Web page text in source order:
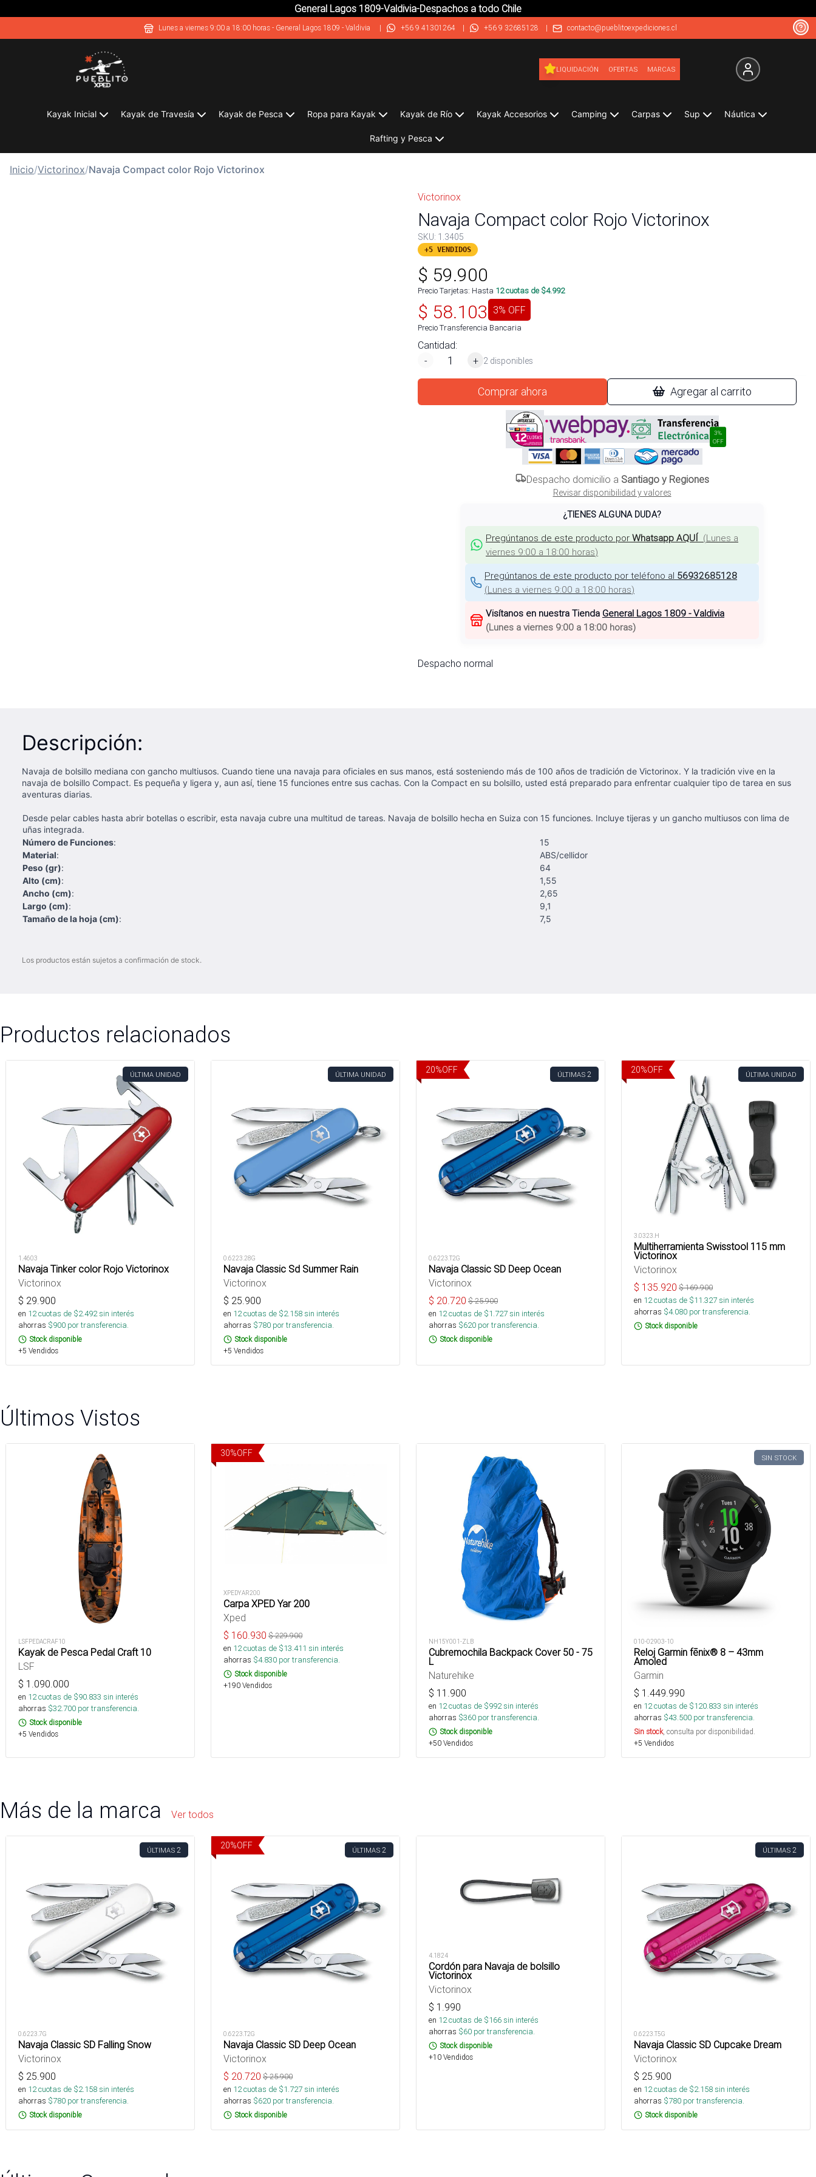
General Lagos 1809-Valdivia-Despachos a todo Chile
Lunes a viernes 9:00 a 18:00 horas - General Lagos 1809 - Valdivia | +56 9 41301264 | +56 9 32685128 | contacto@pueblitoexpediciones.cl
LIQUIDACIÓN OFERTAS MARCAS
Kayak Inicial Kayak de Travesía Kayak de Pesca Ropa para Kayak Kayak de Río Kayak Accesorios Camping Carpas Sup Náutica
Rafting y Pesca
Inicio/Victorinox/Navaja Compact color Rojo Victorinox
Victorinox
Navaja Compact color Rojo Victorinox
SKU: 1.3405
+5 VENDIDOS
$ 59.900
Precio Tarjetas: Hasta 12cuotas de $4.992
$ 58.103 3% OFF
Precio Transferencia Bancaria
Cantidad:
-
+ 2 disponibles
Comprar ahora Agregar al carrito
3%
OFF
Despacho domicilio a Santiago y Regiones
Revisar disponibilidad y valores
¿TIENES ALGUNA DUDA?
Pregúntanos de este producto por Whatsapp AQUÍ (Lunes a
viernes 9:00 a 18:00 horas)
Pregúntanos de este producto por teléfono al 56932685128
(Lunes a viernes 9:00 a 18:00 horas)
Visítanos en nuestra Tienda General Lagos 1809 - Valdivia
(Lunes a viernes 9:00 a 18:00 horas)
Despacho normal
Descripción:
Navaja de bolsillo mediana con gancho multiusos. Cuando tiene una navaja para oficiales en sus manos, está sosteniendo más de 100 años de tradición de Victorinox. Y la tradición vive en la
navaja de bolsillo Compact. Es pequeña y ligera y, aun así, tiene 15 funciones entre sus cachas. Con la Compact en su bolsillo, usted está preparado para enfrentar cualquier tipo de tarea en sus
aventuras diarias.
Desde pelar cables hasta abrir botellas o escribir, esta navaja cubre una multitud de tareas. Navaja de bolsillo hecha en Suiza con 15 funciones. Incluye tijeras y un gancho multiusos con lima de
uñas integrada.
Número de Funciones:
15
Material:
ABS/cellidor
Peso (gr):
64
Alto (cm):
1,55
Ancho (cm):
2,65
Largo (cm):
9,1
Tamaño de la hoja (cm): 7,5
Los productos están sujetos a confirmación de stock.
Productos relacionados
ÚLTIMA UNIDAD
1.4603
Navaja Tinker color Rojo Victorinox
Victorinox
$ 29.900
en 12cuotas de $2.492sin interés
ahorras $900 por transferencia.
Stock disponible
+5 Vendidos
ÚLTIMA UNIDAD
0.6223.28G
Navaja Classic Sd Summer Rain
Victorinox
$ 25.900
en 12cuotas de $2.158sin interés
ahorras $780 por transferencia.
Stock disponible
+5 Vendidos
20%OFF ÚLTIMAS 2
0.6223.T2G
Navaja Classic SD Deep Ocean
Victorinox
$ 20.720 $25.900
en 12cuotas de $1.727sin interés
ahorras $620 por transferencia.
Stock disponible
20%OFF ÚLTIMA UNIDAD
3.0323.H
Multiherramienta Swisstool 115 mm
Victorinox
Victorinox
$ 135.920 $169.900
en 12cuotas de $11.327sin interés
ahorras $4.080 por transferencia.
Stock disponible
Últimos Vistos
LSFPEDACRAF10
Kayak de Pesca Pedal Craft 10
LSF
$ 1.090.000
en 12cuotas de $90.833 sin interés
ahorras $32.700 por transferencia.
Stock disponible
+5 Vendidos
30%OFF
XPEDYAR200
Carpa XPED Yar 200
Xped
$ 160.930 $229.900
en 12cuotas de $13.411 sin interés
ahorras $4.830 por transferencia.
Stock disponible
+190 Vendidos
NH15Y001-ZLB
Cubremochila Backpack Cover 50 - 75
L
Naturehike
$ 11.900
en 12cuotas de $992sin interés
ahorras $360 por transferencia.
Stock disponible
+50 Vendidos
SIN STOCK
010-02903-10
Reloj Garmin fēnix® 8 – 43mm
Amoled
Garmin
$ 1.449.990
en 12cuotas de $120.833 sin interés
ahorras $43.500 por transferencia.
Sin stock, consulta por disponibilidad.
+5 Vendidos
Más de la marca Ver todos
ÚLTIMAS 2
0.6223.7G
Navaja Classic SD Falling Snow
Victorinox
$ 25.900
en 12cuotas de $2.158sin interés
ahorras $780 por transferencia.
Stock disponible
20%OFF ÚLTIMAS 2
0.6223.T2G
Navaja Classic SD Deep Ocean
Victorinox
$ 20.720 $25.900
en 12cuotas de $1.727sin interés
ahorras $620 por transferencia.
Stock disponible
4.1824
Cordón para Navaja de bolsillo
Victorinox
Victorinox
$ 1.990
en 12cuotas de $166sin interés
ahorras $60 por transferencia.
Stock disponible
+10 Vendidos
ÚLTIMAS 2
0.6223.T5G
Navaja Classic SD Cupcake Dream
Victorinox
$ 25.900
en 12cuotas de $2.158sin interés
ahorras $780 por transferencia.
Stock disponible